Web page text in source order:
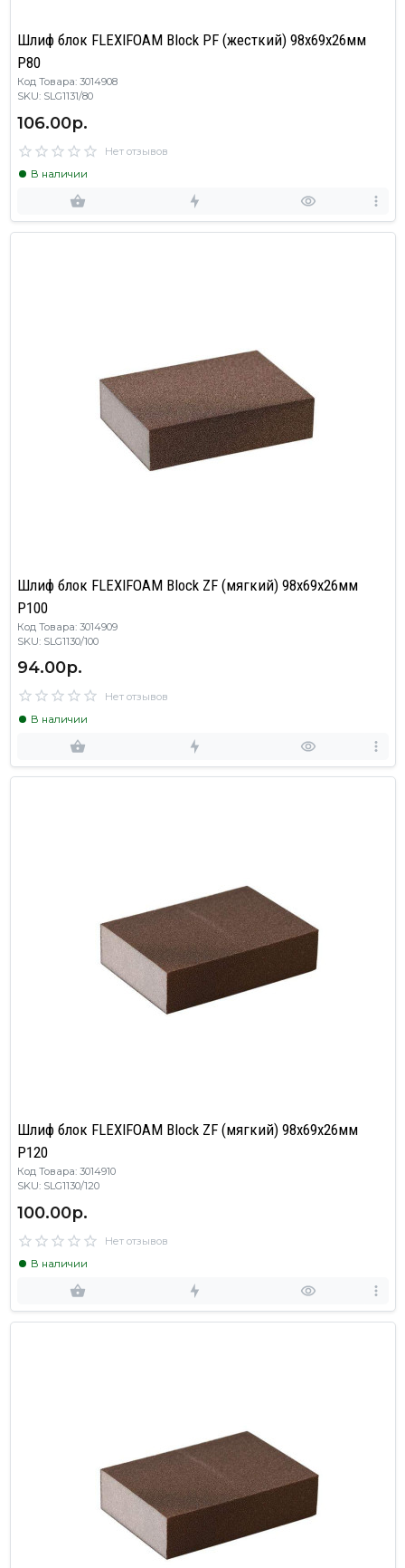
Шлиф блок FLEXIFOAM Block PF (жесткий) 98x69x26мм
P80
Код Товара: 3014908
SKU: SLG1131/80
106.00р.
Нет отзывов
В наличии
Шлиф блок FLEXIFOAM Block ZF (мягкий) 98x69x26мм
P100
Код Товара: 3014909
SKU: SLG1130/100
94.00р.
Нет отзывов
В наличии
Шлиф блок FLEXIFOAM Block ZF (мягкий) 98x69x26мм
P120
Код Товара: 3014910
SKU: SLG1130/120
100.00р.
Нет отзывов
В наличии